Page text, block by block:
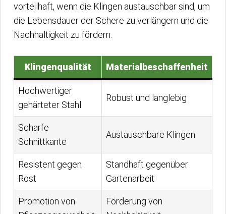
vorteilhaft, wenn die Klingen austauschbar sind, um
die Lebensdauer der Schere zu verlängern und die
Nachhaltigkeit zu fördern.
Klingenqualität Materialbeschaffenheit
Hochwertiger
gehärteter Stahl
Robust und langlebig
Scharfe
Schnittkante
Austauschbare Klingen
Resistent gegen
Rost
Standhaft gegenüber
Gartenarbeit
Promotion von
Förderung von